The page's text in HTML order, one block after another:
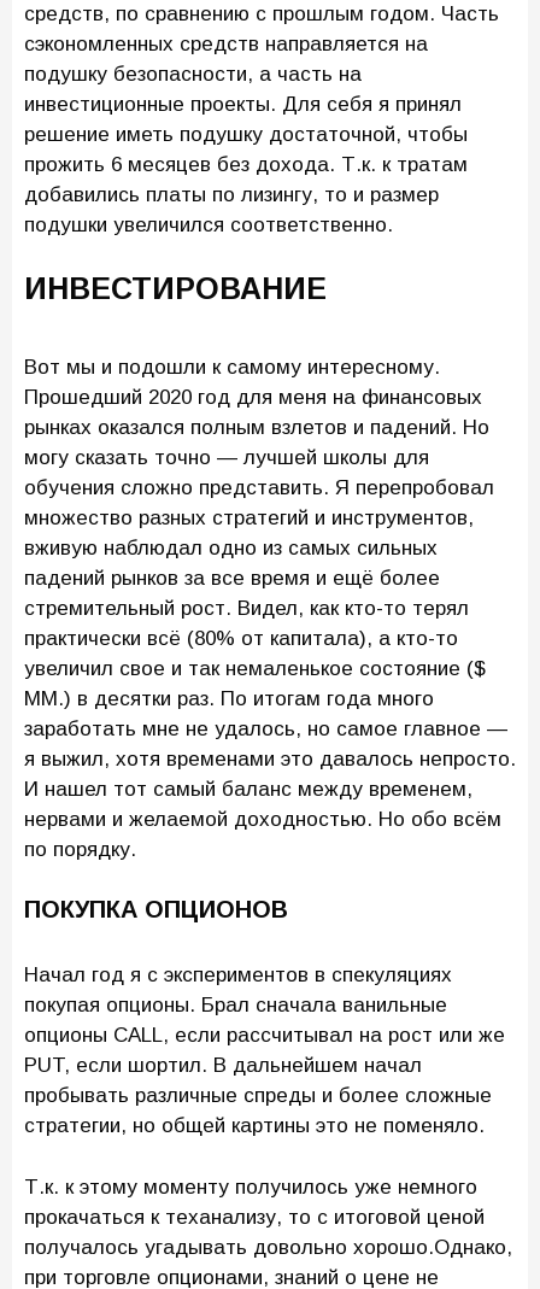
средств, по сравнению с прошлым годом. Часть
сэкономленных средств направляется на
подушку безопасности, а часть на
инвестиционные проекты. Для себя я принял
решение иметь подушку достаточной, чтобы
прожить 6 месяцев без дохода. Т.к. к тратам
добавились платы по лизингу, то и размер
подушки увеличился соответственно.
ИНВЕСТИРОВАНИЕ
Вот мы и подошли к самому интересному.
Прошедший 2020 год для меня на финансовых
рынках оказался полным взлетов и падений. Но
могу сказать точно — лучшей школы для
обучения сложно представить. Я перепробовал
множество разных стратегий и инструментов,
вживую наблюдал одно из самых сильных
падений рынков за все время и ещё более
стремительный рост. Видел, как кто-то терял
практически всё (80% от капитала), а кто-то
увеличил свое и так немаленькое состояние ($
MM.) в десятки раз. По итогам года много
заработать мне не удалось, но самое главное —
я выжил, хотя временами это давалось непросто.
И нашел тот самый баланс между временем,
нервами и желаемой доходностью. Но обо всём
по порядку.
ПОКУПКА ОПЦИОНОВ
Начал год я с экспериментов в спекуляциях
покупая опционы. Брал сначала ванильные
опционы CALL, если рассчитывал на рост или же
PUT, если шортил. В дальнейшем начал
пробывать различные спреды и более сложные
стратегии, но общей картины это не поменяло.
Т.к. к этому моменту получилось уже немного
прокачаться к теханализу, то с итоговой ценой
получалось угадывать довольно хорошо.Однако,
при торговле опционами, знаний о цене не